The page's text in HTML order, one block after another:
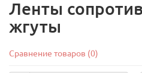
Ленты
жгуты
Сравнение товаров (0)